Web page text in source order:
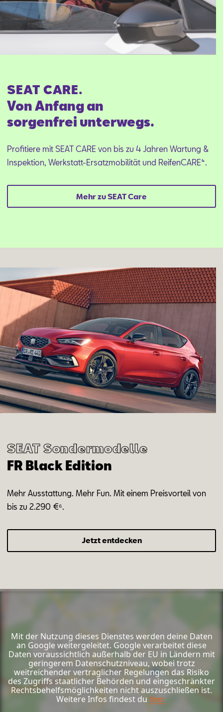
SEAT CARE.
Von Anfang an
sorgenfrei unterwegs.
Profitiere mit SEAT CARE von bis zu 4 Jahren Wartung &
Inspektion, Werkstatt-Ersatzmobilität und ReifenCARE⁴.
Mehr zu SEAT Care
SEAT Sondermodelle
FR Black Edition
Mehr Ausstattung. Mehr Fun. Mit einem Preisvorteil von
bis zu 2.290 €⁶.
Jetzt entdecken
Mit der Nutzung dieses Dienstes werden deine Daten
an Google weitergeleitet. Google verarbeitet diese
Daten voraussichtlich außerhalb der EU in Ländern mit
geringerem Datenschutzniveau, wobei trotz
weitreichender vertraglicher Regelungen das Risiko
des Zugriffs staatlicher Behörden und eingeschränkter
Rechtsbehelfsmöglichkeiten nicht auszuschließen ist.
Weitere Infos findest du hier.